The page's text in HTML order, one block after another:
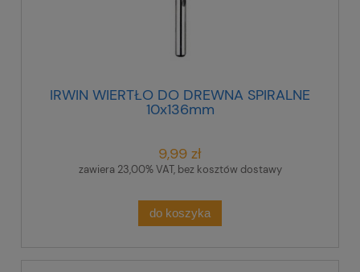
IRWIN WIERTŁO DO DREWNA SPIRALNE
10x136mm
9,99 zł
zawiera 23,00% VAT, bez kosztów dostawy
do koszyka